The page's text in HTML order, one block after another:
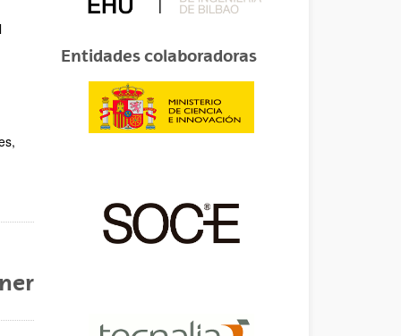
Entidades colaboradoras